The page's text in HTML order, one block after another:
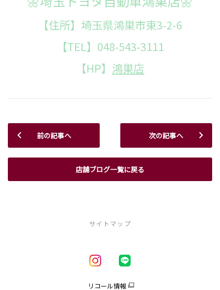
【住所】埼玉県鴻巣市東3-2-6
【TEL】048-543-3111
【HP】 鴻巣店
前の記事へ
店舗ブログ一覧に戻る
次の記事へ
サイトマップ
リコール情報